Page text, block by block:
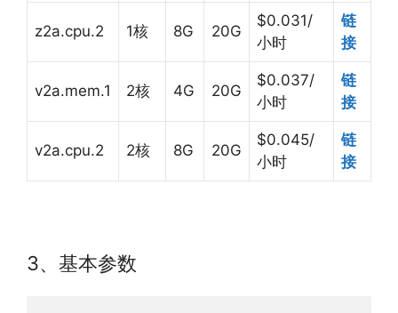
z2a.cpu.2 1核 8G 20G
$0.031/
小时
链
接
v2a.mem.1 2核 4G 20G
$0.037/
小时
链
接
v2a.cpu.2 2核 8G 20G
$0.045/
小时
链
接
3、基本参数